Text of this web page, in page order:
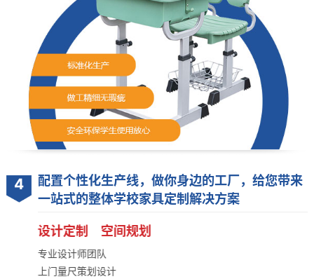
4
配置个性化生产线，做你身边的工厂，给您带来
一站式的整体学校家具定制解决方案
设计定制 空间规划
专业设计师团队
上门量尺策划设计